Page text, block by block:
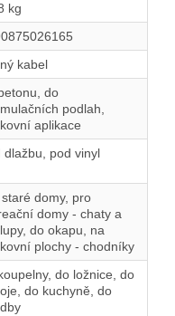
kg
kabel
do
podlah,
aplikace
dlažbu, pod vinyl
domy, pro
domy - chaty a
do okapu, na
plochy - chodníky
do ložnice, do
do kuchyně, do